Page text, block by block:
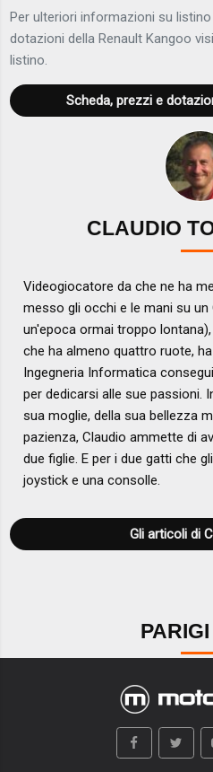
Per ulteriori informazioni su
dotazioni della Renault Kangoo
listino.
Scheda, prezzi e
CLAUDIO
Videogiocatore da che ne ha
messo gli occhi e le mani su un
un'epoca ormai troppo
che ha almeno quattro ruote,
Ingegneria Informatica
per dedicarsi alle sue passioni.
sua moglie, della sua bellezza
pazienza, Claudio ammette di
due figlie. E per i due gatti che
joystick e una consolle.
Gli articoli di